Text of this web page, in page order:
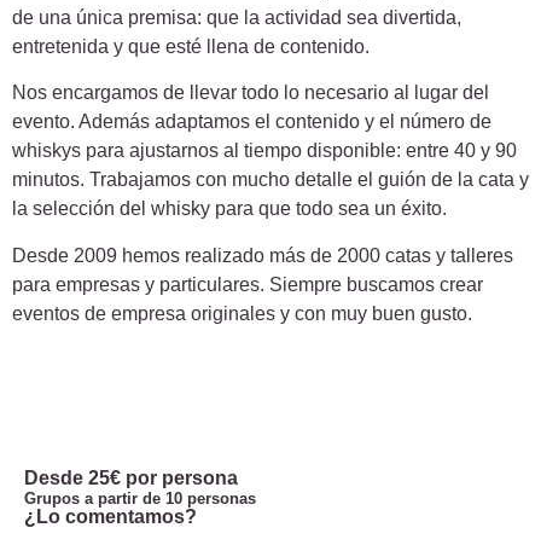
de una única premisa: que la actividad sea divertida,
entretenida y que esté llena de contenido.
Nos encargamos de llevar todo lo necesario al lugar del
evento. Además adaptamos el contenido y el número de
whiskys para ajustarnos al tiempo disponible: entre 40 y 90
minutos. Trabajamos con mucho detalle el guión de la cata y
la selección del whisky para que todo sea un éxito.
Desde 2009 hemos realizado más de 2000 catas y talleres
para empresas y particulares. Siempre buscamos crear
eventos de empresa originales y con muy buen gusto.
Desde 25€ por persona
Grupos a partir de 10 personas
¿Lo comentamos?